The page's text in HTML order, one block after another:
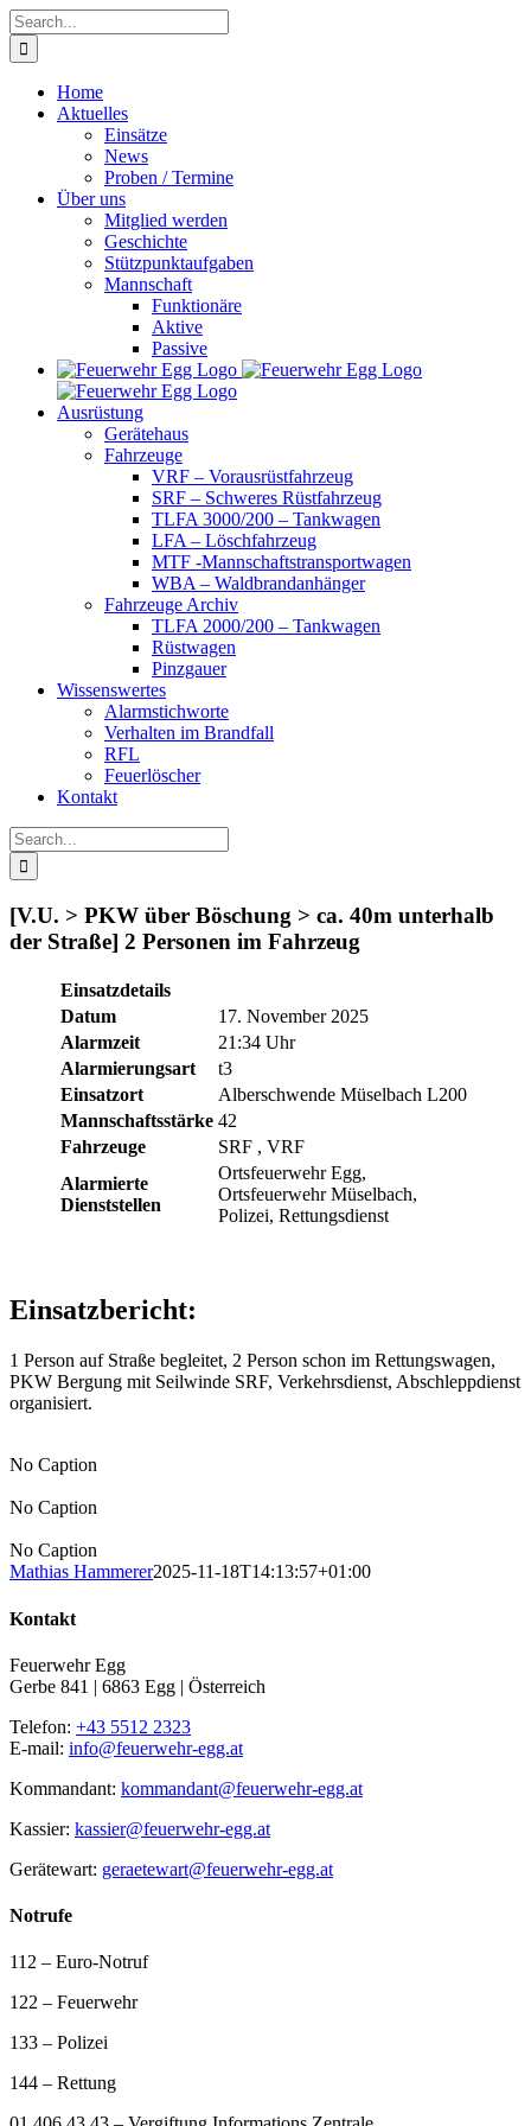
Skip
to
content
Search
for:
Home
Aktuelles
Einsätze
News
Proben / Termine
Über uns
Mitglied werden
Geschichte
Stützpunktaufgaben
Mannschaft
Funktionäre
Aktive
Passive
Ausrüstung
Gerätehaus
Fahrzeuge
VRF – Vorausrüstfahrzeug
SRF – Schweres Rüstfahrzeug
TLFA 3000/200 – Tankwagen
LFA – Löschfahrzeug
MTF -Mannschaftstransportwagen
WBA – Waldbrandanhänger
Fahrzeuge Archiv
TLFA 2000/200 – Tankwagen
Rüstwagen
Pinzgauer
Wissenswertes
Alarmstichworte
Verhalten im Brandfall
RFL
Feuerlöscher
Kontakt
Search
for:
[V.U. > PKW über Böschung > ca. 40m unterhalb
der Straße] 2 Personen im Fahrzeug
Einsatzdetails
Datum
17. November 2025
Alarmzeit
21:34 Uhr
Alarmierungsart
t3
Einsatzort
Alberschwende Müselbach L200
Mannschaftsstärke 42
Fahrzeuge
SRF , VRF
Alarmierte
Dienststellen
Ortsfeuerwehr Egg,
Ortsfeuerwehr Müselbach,
Polizei, Rettungsdienst
Einsatzbericht:
1 Person auf Straße begleitet, 2 Person schon im Rettungswagen,
PKW Bergung mit Seilwinde SRF, Verkehrsdienst, Abschleppdienst
organisiert.
No Caption
No Caption
No Caption
Mathias Hammerer2025-11-18T14:13:57+01:00
Kontakt
Feuerwehr Egg
Gerbe 841 | 6863 Egg | Österreich
Telefon: +43 5512 2323
E-mail: info@feuerwehr-egg.at
Kommandant: kommandant@feuerwehr-egg.at
Kassier: kassier@feuerwehr-egg.at
Gerätewart: geraetewart@feuerwehr-egg.at
Notrufe
112 – Euro-Notruf
122 – Feuerwehr
133 – Polizei
144 – Rettung